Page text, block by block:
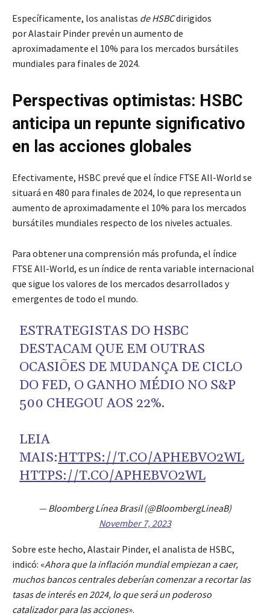
Específicamente, los analistas de HSBCdirigidos
por Alastair Pinder prevén un aumento de
aproximadamente el 10% para los mercados bursátiles
mundiales para finales de 2024.
Perspectivas optimistas: HSBC
anticipa un repunte significativo
en las acciones globales
Efectivamente, HSBC prevé que el índice FTSE All-World se
situará en 480 para finales de 2024, lo que representa un
aumento de aproximadamente el 10% para los mercados
bursátiles mundiales respecto de los niveles actuales.
Para obtener una comprensión más profunda, el índice
FTSE All-World, es un índice de renta variable internacional
que sigue los valores de los mercados desarrollados y
emergentes de todo el mundo.
ESTRATEGISTAS DO HSBC
DESTACAM QUE EM OUTRAS
OCASIÕES DE MUDANÇA DE CICLO
DO FED, O GANHO MÉDIO NO S&P
500 CHEGOU AOS 22%.
LEIA
MAIS:HTTPS://T.CO/APHEBVO2WL
HTTPS://T.CO/APHEBVO2WL
— Bloomberg Línea Brasil (@BloombergLineaB)
November 7, 2023
Sobre este hecho, Alastair Pinder, el analista de HSBC,
indicó: «Ahora que la inflación mundial empiezan a caer,
muchos bancos centrales deberían comenzar a recortar las
tasas de interés en 2024, lo que será un poderoso
catalizador para las acciones».